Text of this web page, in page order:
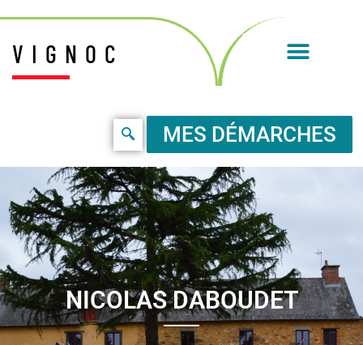
VIGNOC
MES DÉMARCHES
NICOLAS DABOUDET